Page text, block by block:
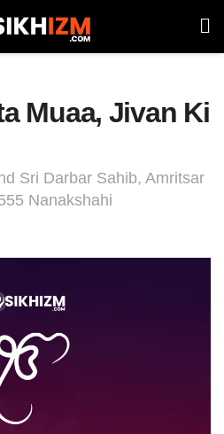
Muaa, Jivan Ki
Sri Darbar Sahib, Amritsar
Nanakshahi